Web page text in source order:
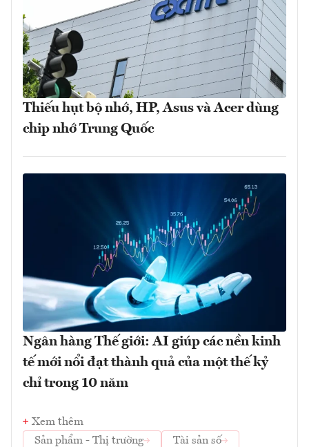
Thiếu hụt bộ nhớ, HP, Asus và Acer dùng
chip nhớ Trung Quốc
Ngân hàng Thế giới: AI giúp các nền kinh
tế mới nổi đạt thành quả của một thế kỷ
chỉ trong 10 năm
Xem thêm
Sản phẩm - Thị trường
Tài sản số